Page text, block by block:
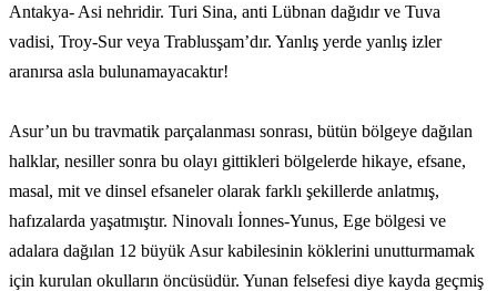
Antakya- Asi nehridir. Turi Sina, anti Lübnan dağıdır ve Tuva
vadisi, Troy-Sur veya Trablusşam’dır. Yanlış yerde yanlış izler
aranırsa asla bulunamayacaktır!
Asur’un bu travmatik parçalanması sonrası, bütün bölgeye dağılan
halklar, nesiller sonra bu olayı gittikleri bölgelerde hikaye, efsane,
masal, mit ve dinsel efsaneler olarak farklı şekillerde anlatmış,
hafızalarda yaşatmıştır. Ninovalı İonnes-Yunus, Ege bölgesi ve
adalara dağılan 12 büyük Asur kabilesinin köklerini unutturmamak
için kurulan okulların öncüsüdür. Yunan felsefesi diye kayda geçmiş